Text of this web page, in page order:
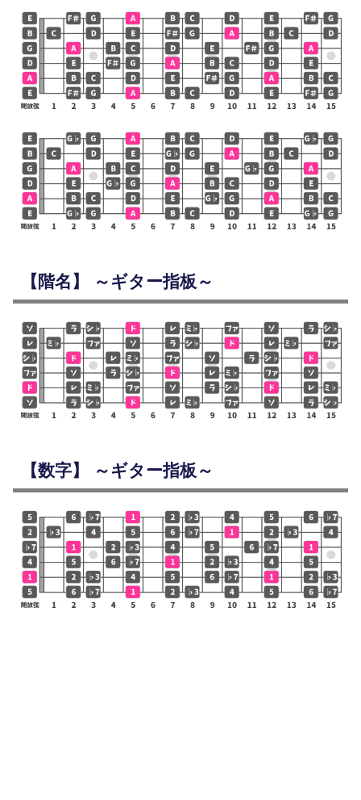
【階名】 ～ギター指板～
【数字】 ～ギター指板～